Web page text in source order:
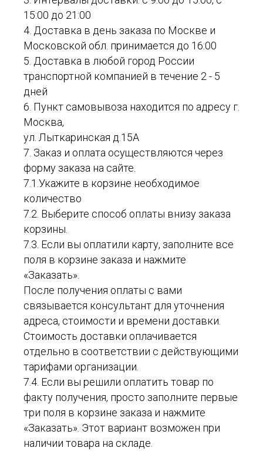
15:00 до 21:00
4. Доставка в день заказа по Москве и
Московской обл. принимается до 16:00
5. Доставка в любой город России
транспортной компанией в течение 2 - 5
дней
6. Пункт самовывоза находится по адресу г.
Москва,
ул. Лыткаринская д.15А
7. Заказ и оплата осуществляются через
форму заказа на сайте.
7.1.Укажите в корзине необходимое
количество
7.2. Выберите способ оплаты внизу заказа
корзины.
7.3. Если вы оплатили карту, заполните все
поля в корзине заказа и нажмите
«Заказать».
После получения оплаты с вами
связывается консультант для уточнения
адреса, стоимости и времени доставки.
Стоимость доставки оплачивается
отдельно в соответствии с действующими
тарифами организации.
7.4. Если вы решили оплатить товар по
факту получения, просто заполните первые
три поля в корзине заказа и нажмите
«Заказать». Этот вариант возможен при
наличии товара на складе.